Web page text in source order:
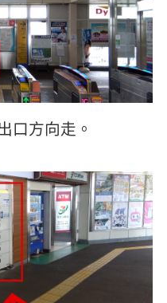
口方向走。